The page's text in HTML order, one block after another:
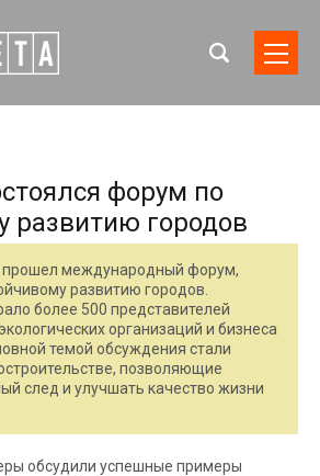
форум по
развитию городов
прошел международный форум,
развитию городов.
более 500 представителей
организаций и бизнеса
темой обсуждения стали
позволяющие
след и улучшать качество жизни
обсудили успешные примеры